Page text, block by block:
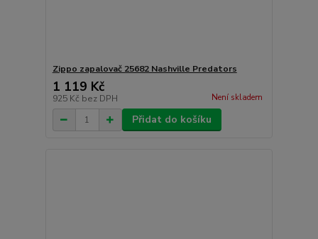
Zippo zapalovač 25682 Nashville Predators
1 119 Kč
925 Kč bez DPH Není skladem
Přidat do košíku